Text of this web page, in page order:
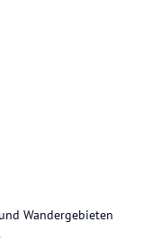
Wandergebieten